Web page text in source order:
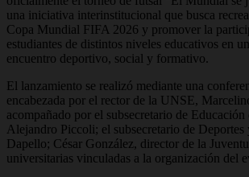
una iniciativa interinstitucional que busca
Copa Mundial FIFA 2026 y promover la
estudiantes de distintos niveles educativos en
encuentro deportivo, social y formativo.
El lanzamiento se realizó mediante una
encabezada por el rector de la UNSE,
acompañado por el subsecretario de
Alejandro Piccoli; el subsecretario de Deportes
Dapello; César González, director de la
universitarias vinculadas a la organización del